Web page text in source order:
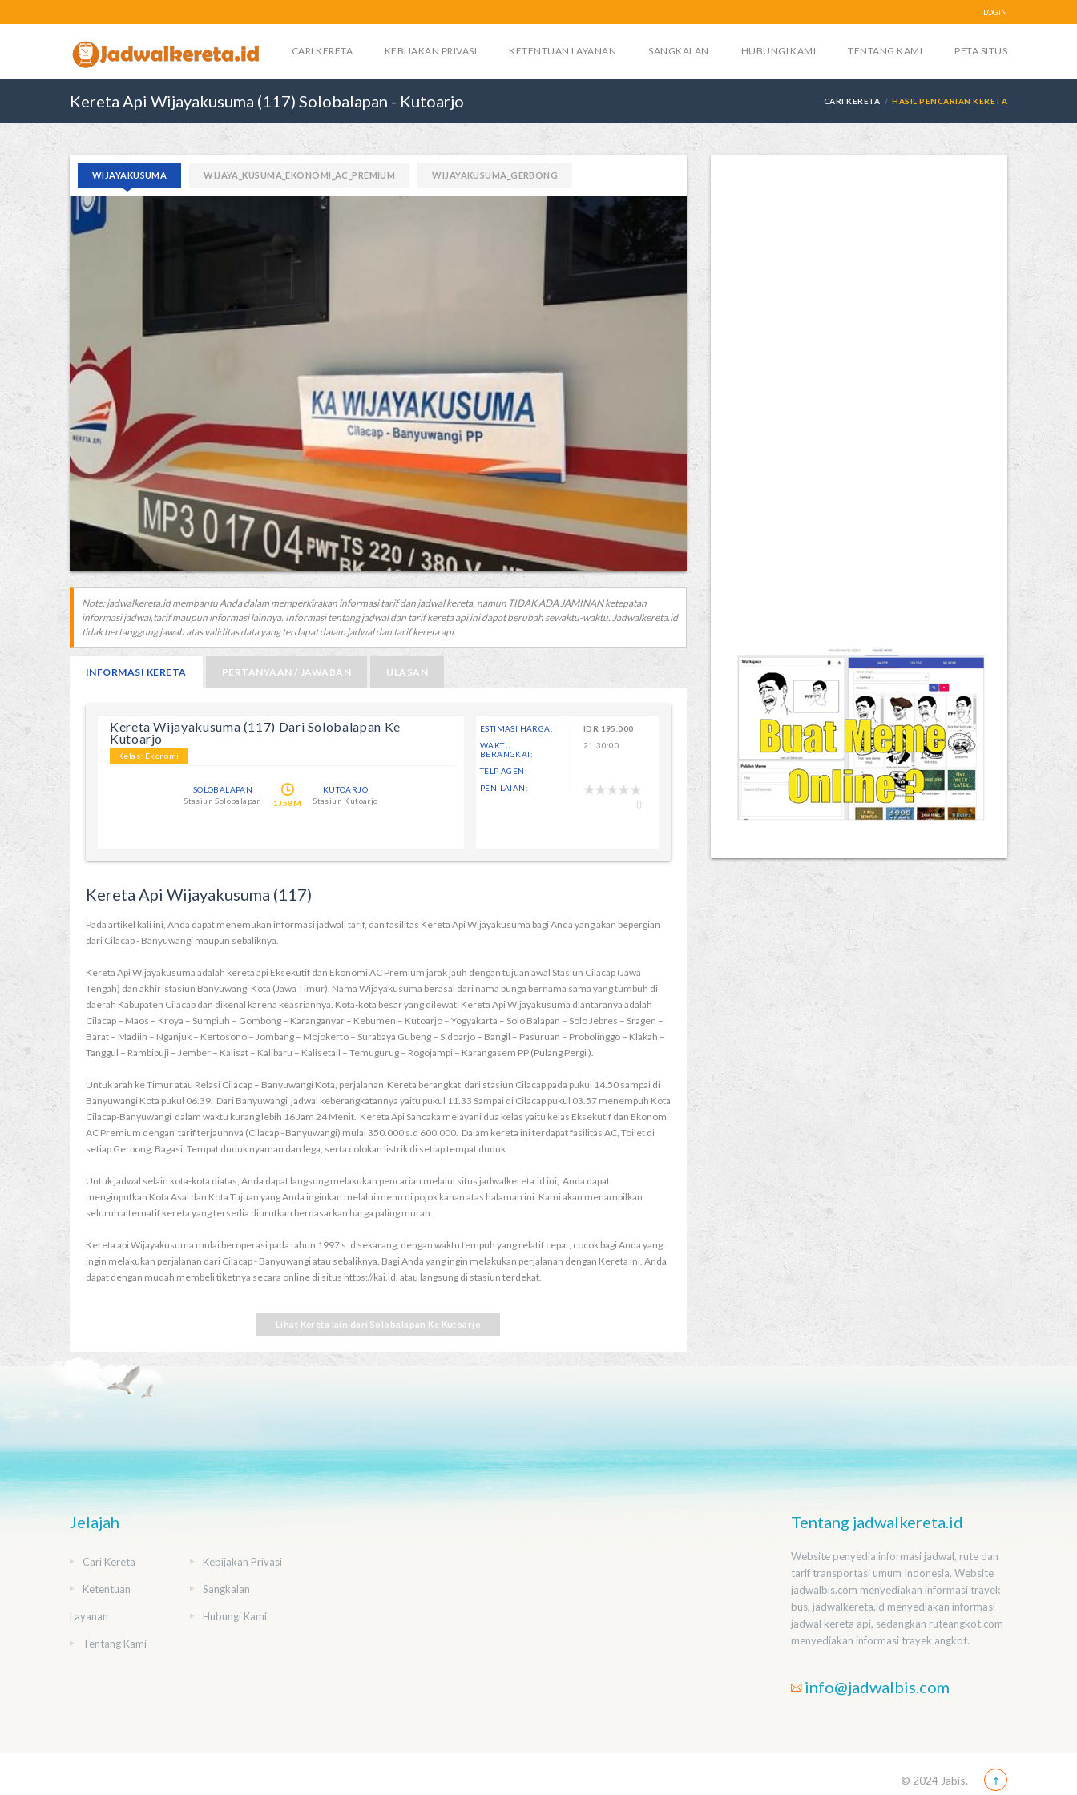
LOGIN
CARI KERETA KEBIJAKAN PRIVASI KETENTUAN LAYANAN SANGKALAN HUBUNGI KAMI TENTANG KAMI PETA SITUS
Kereta Api Wijayakusuma (117) Solobalapan - Kutoarjo CARI KERETA HASIL PENCARIAN KERETA
WIJAYAKUSUMA WIJAYA_KUSUMA_EKONOMI_AC_PREMIUM WIJAYAKUSUMA_GERBONG
Note: jadwalkereta.id membantu Anda dalam memperkirakan informasi tarif dan jadwal kereta, namun TIDAK ADA JAMINAN ketepatan
informasi jadwal,tarif maupun informasi lainnya. Informasi tentang jadwal dan tarif kereta api ini dapat berubah sewaktu-waktu. Jadwalkereta.id
tidak bertanggung jawab atas validitas data yang terdapat dalam jadwal dan tarif kereta api.
INFORMASI KERETA PERTANYAAN / JAWABAN ULASAN
Kereta Wijayakusuma (117) Dari Solobalapan Ke
Kutoarjo
Kelas: Ekonomi
SOLOBALAPAN
Stasiun Solobalapan
1J58M
KUTOARJO
Stasiun Kutoarjo
ESTIMASI HARGA: IDR 195.000
WAKTU
BERANGKAT:
21:30:00
TELP AGEN:
PENILAIAN:
0
Kereta Api Wijayakusuma (117)
Pada artikel kali ini, Anda dapat menemukan informasi jadwal, tarif, dan fasilitas Kereta Api Wijayakusuma bagi Anda yang akan bepergian
dari Cilacap - Banyuwangi maupun sebaliknya.
Kereta Api Wijayakusuma adalah kereta api Eksekutif dan Ekonomi AC Premium jarak jauh dengan tujuan awal Stasiun Cilacap (Jawa
Tengah) dan akhir stasiun Banyuwangi Kota (Jawa Timur). Nama Wijayakusuma berasal dari nama bunga bernama sama yang tumbuh di
daerah Kabupaten Cilacap dan dikenal karena keasriannya. Kota-kota besar yang dilewati Kereta Api Wijayakusuma diantaranya adalah
Cilacap – Maos – Kroya – Sumpiuh – Gombong – Karanganyar – Kebumen – Kutoarjo – Yogyakarta – Solo Balapan – Solo Jebres – Sragen –
Barat – Madiin – Nganjuk – Kertosono – Jombang – Mojokerto – Surabaya Gubeng – Sidoarjo – Bangil – Pasuruan – Probolinggo – Klakah –
Tanggul – Rambipuji – Jember – Kalisat – Kalibaru – Kalisetail – Temugurug – Rogojampi – Karangasem PP (Pulang Pergi ).
Untuk arah ke Timur atau Relasi Cilacap – Banyuwangi Kota, perjalanan Kereta berangkat dari stasiun Cilacap pada pukul 14.50 sampai di
Banyuwangi Kota pukul 06.39. Dari Banyuwangi jadwal keberangkatannya yaitu pukul 11.33 Sampai di Cilacap pukul 03.57 menempuh Kota
Cilacap-Banyuwangi dalam waktu kurang lebih 16 Jam 24 Menit. Kereta Api Sancaka melayani dua kelas yaitu kelas Eksekutif dan Ekonomi
AC Premium dengan tarif terjauhnya (Cilacap - Banyuwangi) mulai 350.000 s.d 600.000. Dalam kereta ini terdapat fasilitas AC, Toilet di
setiap Gerbong, Bagasi, Tempat duduk nyaman dan lega, serta colokan listrik di setiap tempat duduk.
Untuk jadwal selain kota-kota diatas, Anda dapat langsung melakukan pencarian melalui situs jadwalkereta.id ini, Anda dapat
menginputkan Kota Asal dan Kota Tujuan yang Anda inginkan melalui menu di pojok kanan atas halaman ini. Kami akan menampilkan
seluruh alternatif kereta yang tersedia diurutkan berdasarkan harga paling murah.
Kereta api Wijayakusuma mulai beroperasi pada tahun 1997 s. d sekarang, dengan waktu tempuh yang relatif cepat, cocok bagi Anda yang
ingin melakukan perjalanan dari Cilacap - Banyuwangi atau sebaliknya. Bagi Anda yang ingin melakukan perjalanan dengan Kereta ini, Anda
dapat dengan mudah membeli tiketnya secara online di situs https://kai.id, atau langsung di stasiun terdekat.
Lihat Kereta lain dari Solobalapan Ke Kutoarjo
Jelajah
Cari Kereta Kebijakan Privasi
Ketentuan
Layanan
Sangkalan
Hubungi Kami
Tentang Kami
Tentang jadwalkereta.id
Website penyedia informasi jadwal, rute dan
tarif transportasi umum Indonesia. Website
jadwalbis.com menyediakan informasi trayek
bus, jadwalkereta.id menyediakan informasi
jadwal kereta api, sedangkan ruteangkot.com
menyediakan informasi trayek angkot.
info@jadwalbis.com
© 2024 Jabis.